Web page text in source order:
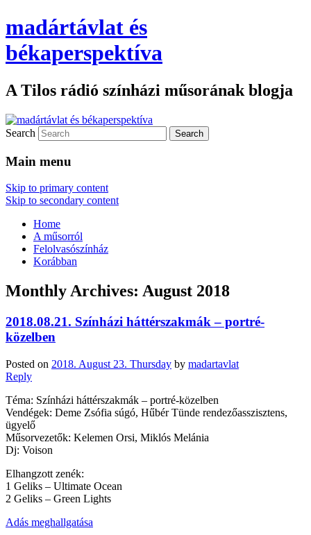
madártávlat és
békaperspektíva
A Tilos rádió színházi műsorának blogja
Search
Main menu
Skip to primary content
Skip to secondary content
Home
A műsorról
Felolvasószínház
Korábban
Monthly Archives: August 2018
2018.08.21. Színházi háttérszakmák – portré-
közelben
Posted on 2018. August 23. Thursday by madartavlat
Reply
Téma: Színházi háttérszakmák – portré-közelben
Vendégek: Deme Zsófia súgó, Hűbér Tünde rendezőasszisztens,
ügyelő
Műsorvezetők: Kelemen Orsi, Miklós Melánia
Dj: Voison
Elhangzott zenék:
1 Geliks – Ultimate Ocean
2 Geliks – Green Lights
Adás meghallgatása